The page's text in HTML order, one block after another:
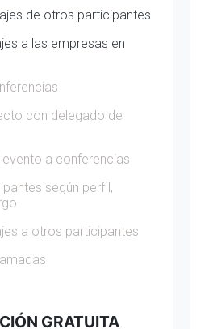
de otros participantes
a las empresas en
con delegado de
a conferencias
según perfil,
a otros participantes
GRATUITA